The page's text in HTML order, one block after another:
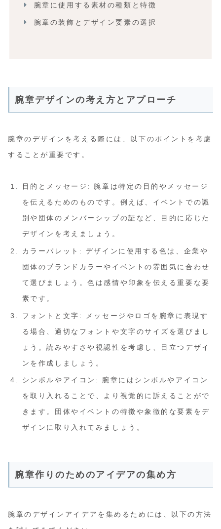
腕章に使用する素材の種類と特徴
腕章の装飾とデザイン要素の選択
腕章デザインの考え方とアプローチ
腕章のデザインを考える際には、以下のポイントを考慮
することが重要です。
目的とメッセージ: 腕章は特定の目的やメッセージ
を伝えるためのものです。例えば、イベントでの識
別や団体のメンバーシップの証など、目的に応じた
デザインを考えましょう。
カラーパレット: デザインに使用する色は、企業や
団体のブランドカラーやイベントの雰囲気に合わせ
て選びましょう。色は感情や印象を伝える重要な要
素です。
フォントと文字: メッセージやロゴを腕章に表現す
る場合、適切なフォントや文字のサイズを選びまし
ょう。読みやすさや視認性を考慮し、目立つデザイ
ンを作成しましょう。
シンボルやアイコン: 腕章にはシンボルやアイコン
を取り入れることで、より視覚的に訴えることがで
きます。団体やイベントの特徴や象徴的な要素をデ
ザインに取り入れてみましょう。
腕章作りのためのアイデアの集め方
腕章のデザインアイデアを集めるためには、以下の方法